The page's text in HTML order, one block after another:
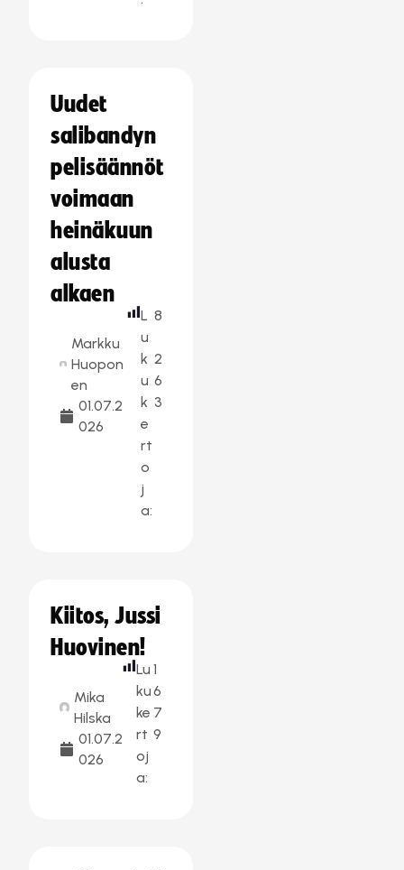
Uudet
salibandyn
pelisäännöt
voimaan
heinäkuun
alusta
alkaen
Markku
Huopon
en
01.07.2
026
L
u
k
u
k
e
rt
o
j
a:
8
2
6
3
Kiitos, Jussi
Huovinen!
Mika
Hilska
01.07.2
026
Lu
ku
ke
rt
oj
a:
1
6
7
9